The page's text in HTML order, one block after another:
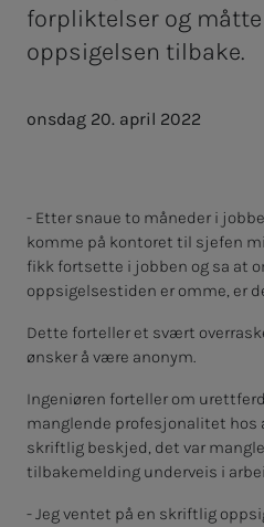
forpliktelser og
oppsigelsen tilbake.
onsdag 20. april 2022
- Etter snaue to måneder i
komme på kontoret til sjefen
fikk fortsette i jobben og sa at
oppsigelsestiden er omme, er
Dette forteller et svært
ønsker å være anonym.
Ingeniøren forteller om
manglende profesjonalitet hos
skriftlig beskjed, det var
tilbakemelding underveis i
- Jeg ventet på en skriftlig